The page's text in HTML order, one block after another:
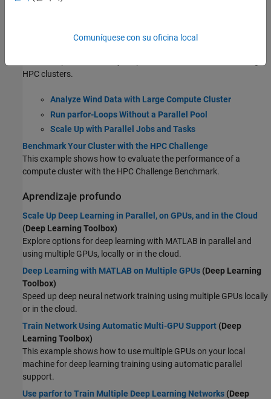
HPC clusters.
Analyze Wind Data with Large Compute Cluster
Run parfor-Loops Without a Parallel Pool
Scale Up with Parallel Jobs and Tasks
Benchmark Your Cluster with the HPC Challenge
This example shows how to evaluate the performance of a
compute cluster with the HPC Challenge Benchmark.
Aprendizaje profundo
Scale Up Deep Learning in Parallel, on GPUs, and in the Cloud
(Deep Learning Toolbox)
Explore options for deep learning with MATLAB in parallel and
using multiple GPUs, locally or in the cloud.
Deep Learning with MATLAB on Multiple GPUs (Deep Learning
Toolbox)
Speed up deep neural network training using multiple GPUs locally
or in the cloud.
Train Network Using Automatic Multi-GPU Support (Deep
Learning Toolbox)
This example shows how to use multiple GPUs on your local
machine for deep learning training using automatic parallel
support.
Use parfor to Train Multiple Deep Learning Networks (Deep
Comuníquese con su oficina local